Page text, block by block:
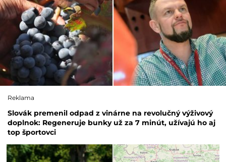
Reklama
Slovák premenil odpad z vinárne na revolučný výživový
doplnok: Regeneruje bunky už za 7 minút, užívajú ho aj
top športovci